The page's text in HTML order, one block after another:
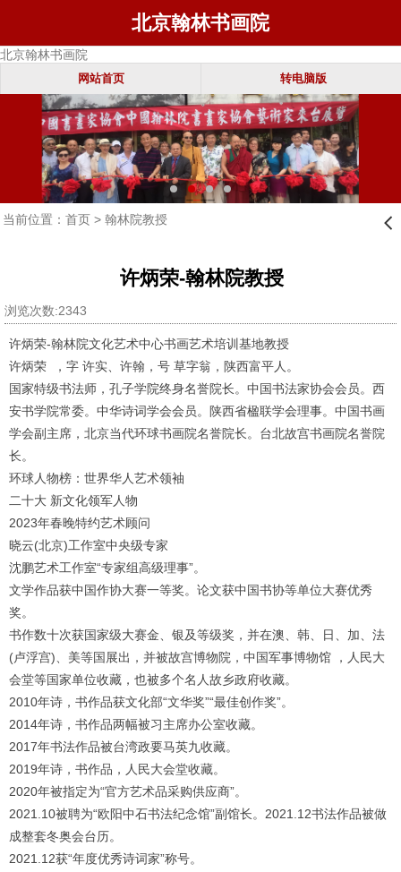
北京翰林书画院
北京翰林书画院
网站首页 转电脑版
1 2 3 4
当前位置： 首页> 翰林院教授 󰊒
许炳荣-翰林院教授
浏览次数:2343
许炳荣-翰林院文化艺术中心书画艺术培训基地教授
许炳荣 ，字 许实、许翰，号 草字翁，陕西富平人。
国家特级书法师，孔子学院终身名誉院长。中国书法家协会会员。西
安书学院常委。中华诗词学会会员。陕西省楹联学会理事。中国书画
学会副主席，北京当代环球书画院名誉院长。台北故宫书画院名誉院
长。
环球人物榜：世界华人艺术领袖
二十大 新文化领军人物
2023年春晚特约艺术顾问
晓云(北京)工作室中央级专家
沈鹏艺术工作室“专家组高级理事”。
文学作品获中国作协大赛一等奖。论文获中国书协等单位大赛优秀
奖。
书作数十次获国家级大赛金、银及等级奖，并在澳、韩、日、加、法
(卢浮宫)、美等国展出，并被故宫博物院，中国军事博物馆 ，人民大
会堂等国家单位收藏，也被多个名人故乡政府收藏。
2010年诗，书作品获文化部“文华奖”“最佳创作奖”。
2014年诗，书作品两幅被习主席办公室收藏。
2017年书法作品被台湾政要马英九收藏。
2019年诗，书作品，人民大会堂收藏。
2020年被指定为“官方艺术品采购供应商”。
2021.10被聘为“欧阳中石书法纪念馆”副馆长。2021.12书法作品被做
成整套冬奥会台历。
2021.12获“年度优秀诗词家”称号。